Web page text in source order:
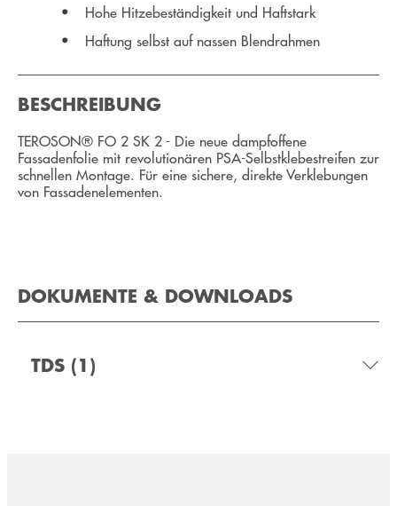
Hohe Hitzebeständigkeit und Haftstark
Haftung selbst auf nassen Blendrahmen
BESCHREIBUNG
TEROSON® FO 2 SK 2 - Die neue dampfoffene
Fassadenfolie mit revolutionären PSA-Selbstklebestreifen zur
schnellen Montage. Für eine sichere, direkte Verklebungen
von Fassadenelementen.
DOKUMENTE & DOWNLOADS
TDS (1)